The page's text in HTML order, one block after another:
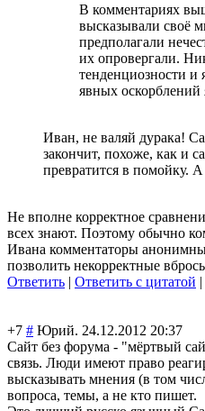
В комментариях
высказывали своё
предполагали
их опровергали.
тенденциозности и
явных оскорблений
Иван, не валяй дурака!
закончит, похоже, как и
превратится в помойку.
Не вполне корректное
всех знают. Поэтому обычно
Ивана комментаторы
позволить некорректные
Ответить | Ответить с цитатой |
+7 # Юрий. 24.12.2012 20:37
Сайт без форума - "мёртвый
связь. Люди имеют право
высказывать мнения (в том
вопроса, темы, а не кто пишет.